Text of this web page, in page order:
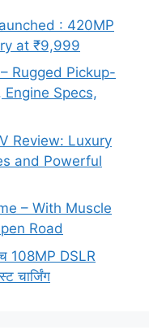
: 420MP
at ₹9,999
Rugged Pickup-
Specs,
Review: Luxury
and Powerful
– With Muscle
Road
108MP DSLR
चार्जिंग